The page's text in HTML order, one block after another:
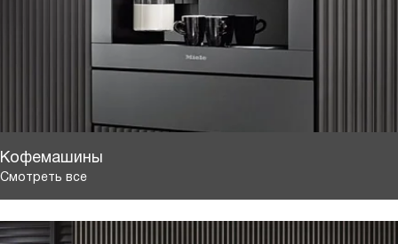
Кофемашины
Смотреть все